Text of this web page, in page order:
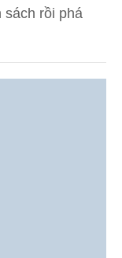
sách rồi phá